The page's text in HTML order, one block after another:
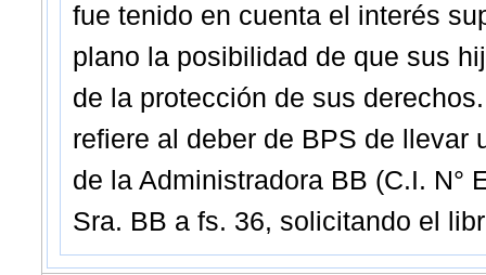
fue tenido en cuenta el interés
plano la posibilidad de que sus
de la protección de sus
refiere al deber de BPS de llevar
de la Administradora BB (C.I. N°
Sra. BB a fs. 36, solicitando el